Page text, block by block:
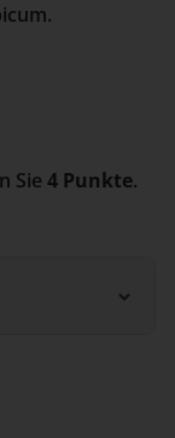
Sie 4 Punkte.